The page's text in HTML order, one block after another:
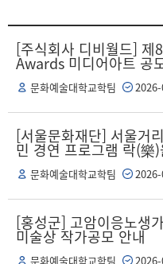
[주식회사 디비월드]
Awards 미디어아트 공
문화예술대학교학팀
[서울문화재단] 서울거
민 경연 프로그램 락(樂
문화예술대학교학팀
[홍성군] 고암이응노생
미술상 작가공모 안내
문화예술대학교학팀